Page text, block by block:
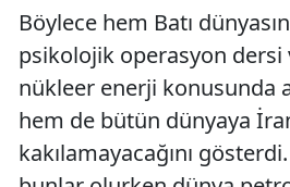
Böylece hem Batı
psikolojik operasyon dersi
nükleer enerji konusunda
hem de bütün dünyaya
kakılamayacağını